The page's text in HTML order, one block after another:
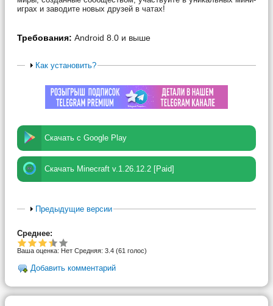
играх и заводите новых друзей в чатах!
Требования: Android 8.0 и выше
Как установить?
Скачать с Google Play
Скачать Minecraft v.1.26.12.2 [Paid]
Предыдущие версии
Среднее:
Ваша оценка: Нет Средняя: 3.4 (61 голос)
Добавить комментарий